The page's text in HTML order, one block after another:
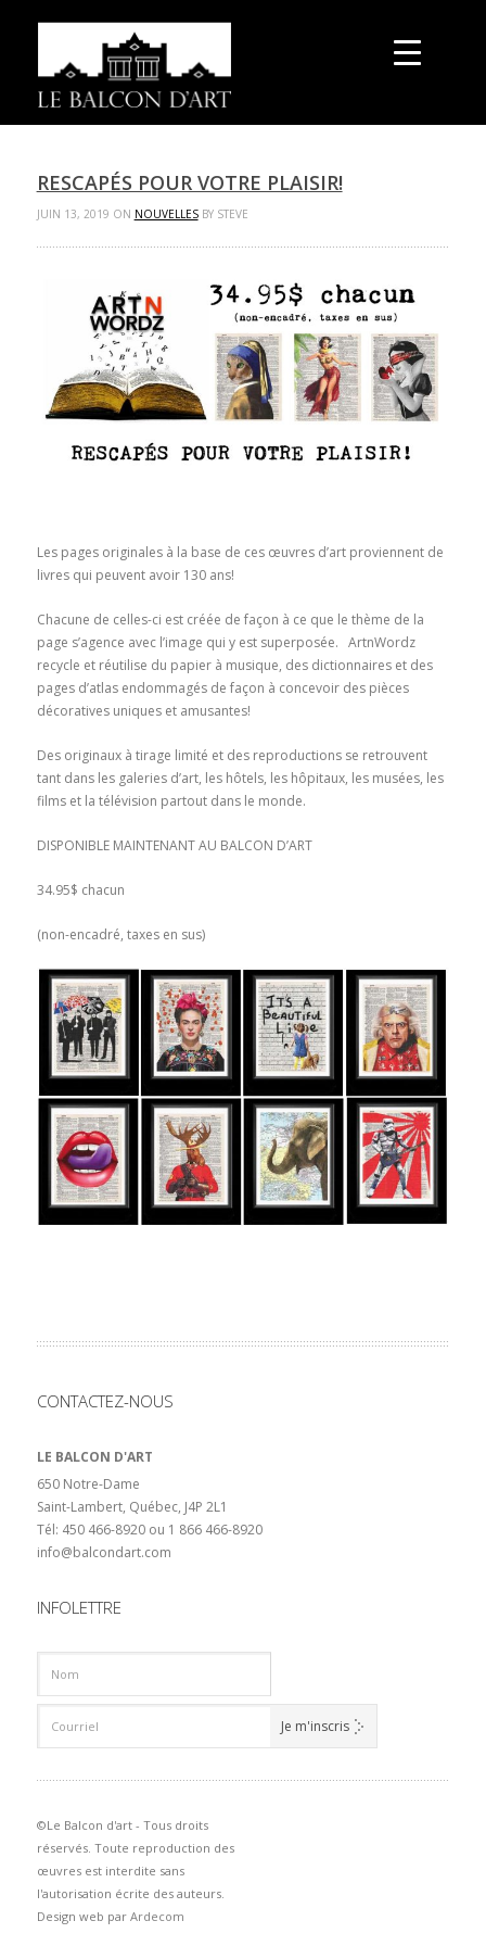
RESCAPÉS POUR VOTRE PLAISIR!
JUIN 13, 2019 ON NOUVELLESBY STEVE
Les pages originales à la base de ces œuvres d’art proviennent de
livres qui peuvent avoir 130 ans!
Chacune de celles-ci est créée de façon à ce que le thème de la
page s’agence avec l’image qui y est superposée. ArtnWordz
recycle et réutilise du papier à musique, des dictionnaires et des
pages d’atlas endommagés de façon à concevoir des pièces
décoratives uniques et amusantes!
Des originaux à tirage limité et des reproductions se retrouvent
tant dans les galeries d’art, les hôtels, les hôpitaux, les musées, les
films et la télévision partout dans le monde.
DISPONIBLE MAINTENANT AU BALCON D’ART
34.95$ chacun
(non-encadré, taxes en sus)
CONTACTEZ-NOUS
LE BALCON D'ART
650 Notre-Dame
Saint-Lambert, Québec, J4P 2L1
Tél: 450 466-8920 ou 1 866 466-8920
info@balcondart.com
INFOLETTRE
©Le Balcon d'art - Tous droits
réservés. Toute reproduction des
œuvres est interdite sans
l'autorisation écrite des auteurs.
Design web par Ardecom